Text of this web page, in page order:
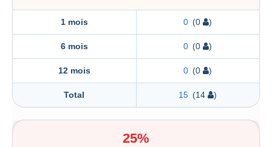
1 mois 0 (0 )
6 mois 0 (0 )
12 mois 0 (0 )
Total 15 (14 )
25%